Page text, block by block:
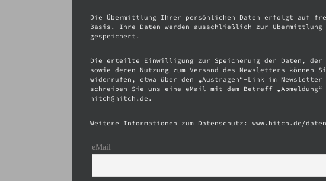
Die Übermittlung Ihrer persönlichen Daten erfolgt auf
Basis. Ihre Daten werden ausschließlich zur Übermittlung
gespeichert.
Die erteilte Einwilligung zur Speicherung der Daten, der
sowie deren Nutzung zum Versand des Newsletters können
widerrufen, etwa über den „Austragen“-Link im Newsletter
schreiben Sie uns eine eMail mit dem Betreff „Abmeldung“
hitch@hitch.de.
Weitere Informationen zum Datenschutz: www.hitch.de/
eMail